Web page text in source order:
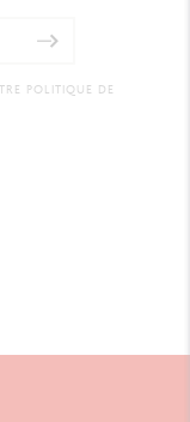
POLITIQUE DE